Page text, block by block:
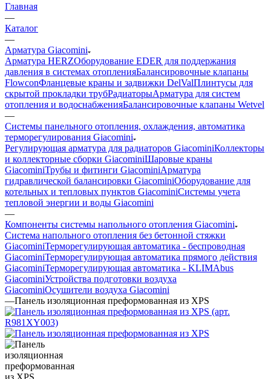
Главная
—
Каталог
—
Арматура Giacomini
Арматура HERZОборудование EDER для поддержания
давления в системах отопленияБалансировочные клапаны
FlowconФланцевые краны и задвижки DelValПлинтусы для
скрытой прокладки трубРадиаторыАрматура для систем
отопления и водоснабженияБалансировочные клапаны Wetvel
—
Системы панельного отопления, охлаждения, автоматика
терморегулирования Giacomini
Регулирующая арматура для радиаторов GiacominiКоллекторы
и коллекторные сборки GiacominiШаровые краны
GiacominiТрубы и фитинги GiacominiАрматура
гидравлической балансировки GiacominiОборудование для
котельных и тепловых пунктов GiacominiСистемы учета
тепловой энергии и воды Giacomini
—
Компоненты системы напольного отопления Giacomini
Система напольного отопления без бетонной стяжки
GiacominiТерморегулирующая автоматика - беспроводная
GiacominiТерморегулирующая автоматика прямого действия
GiacominiТерморегулирующая автоматика - KLIMAbus
GiacominiУстройства подготовки воздуха
GiacominiОсушители воздуха Giacomini
—Панель изоляционная преформованная из XPS